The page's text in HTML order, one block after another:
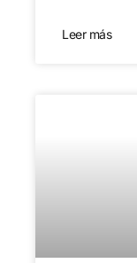
Leer más